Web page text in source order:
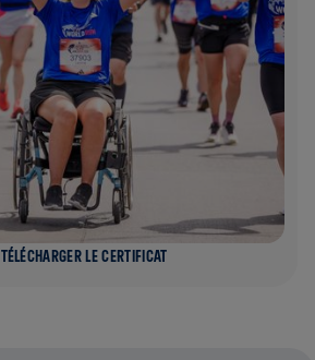
TÉLÉCHARGER LE CERTIFICAT